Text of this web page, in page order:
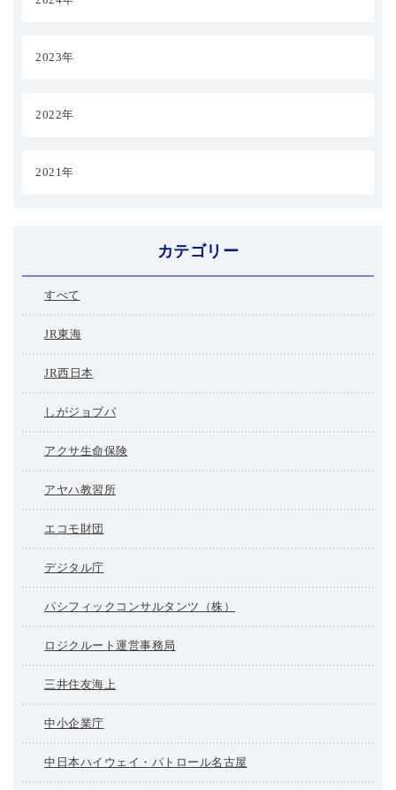
2023年
2022年
2021年
カテゴリー
すべて
JR東海
JR西日本
しがジョブパ
アクサ生命保険
アヤハ教習所
エコモ財団
デジタル庁
パシフィックコンサルタンツ（株）
ロジクルート運営事務局
三井住友海上
中小企業庁
中日本ハイウェイ・パトロール名古屋